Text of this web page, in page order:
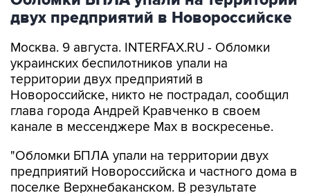
Москва. 9 августа. INTERFAX.RU - Обломки
территории двух предприятий в
Новороссийске, никто не пострадал, сообщил
глава города Андрей Кравченко в своем
канале в мессенджере Max в воскресенье.
"Обломки БПЛА упали на территории двух
поселке Верхнебаканском. В результате
падения фрагментов беспилотника произошло